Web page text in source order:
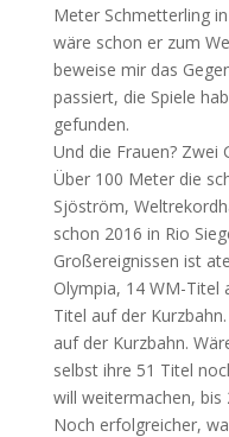
Meter Schmetterling
wäre schon er zum
beweise mir das
passiert, die Spiele
gefunden.
Und die Frauen? Zwei
Über 100 Meter die
Sjöström,
schon 2016 in Rio
Großereignissen ist
Olympia, 14 WM-Titel
Titel auf der
auf der Kurzbahn.
selbst ihre 51 Titel
will weitermachen, bis
Noch erfolgreicher,